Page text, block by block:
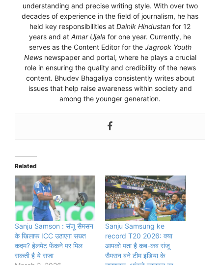
understanding and precise writing style. With over two
decades of experience in the field of journalism, he has
held key responsibilities at Dainik Hindustan for 12
years and at Amar Ujala for one year. Currently, he
serves as the Content Editor for the Jagrook Youth
Newsnewspaper and portal, where he plays a crucial
role in ensuring the quality and credibility of the news
content. Bhudev Bhagaliya consistently writes about
issues that help raise awareness within society and
among the younger generation.
Related
Sanju Samson : संजू सैमसन
के खिलाफ ICC उठाएगा सख्त
कदम? हेलमेट फेंकने पर मिल
सकती है ये सजा
Sanju Samsung ke
record T20 2026: क्या
आपको पता है कब-कब संजू
सैमसन बने टीम इंडिया के